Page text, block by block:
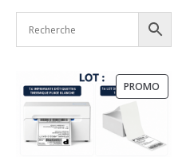
PROMO